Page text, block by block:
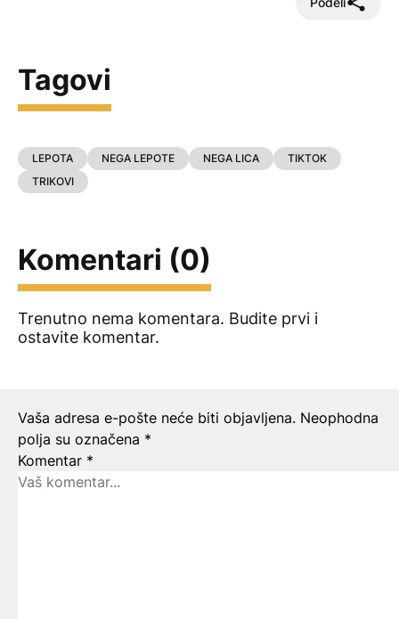
Tagovi
LEPOTA NEGA LEPOTE NEGA LICA
TIKTOK
TRIKOVI
Komentari (0)
Trenutno nema komentara. Budite prvi i
ostavite komentar.
Ostavite odgovor
Vaša adresa e-pošte neće biti objavljena. Neophodna
polja su označena *
Komentar *